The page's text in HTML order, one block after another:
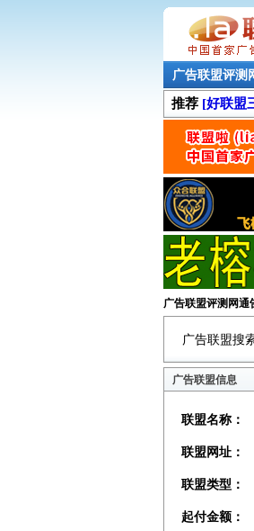
广告联盟评测
推荐 [好联盟
广告联盟评测网通
广告联盟搜
广告联盟信息
联盟名称：
联盟网址：
联盟类型：
起付金额：